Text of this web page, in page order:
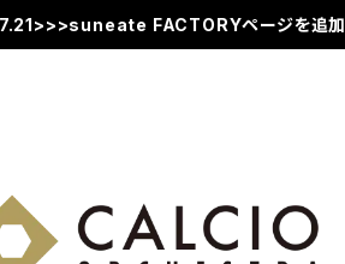
FACTORYページを追加